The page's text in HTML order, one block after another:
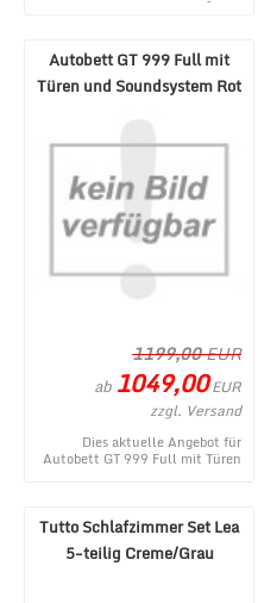
aktuelles Produkt im MÃ¶bel
Autobett GT 999 Full mit
Türen und Soundsystem Rot
1199,00EUR
ab 1049,00EUR
zzgl. Versand
Dies aktuelle Angebot für
Autobett GT 999 Full mit Türen
Tutto Schlafzimmer Set Lea
5-teilig Creme/Grau